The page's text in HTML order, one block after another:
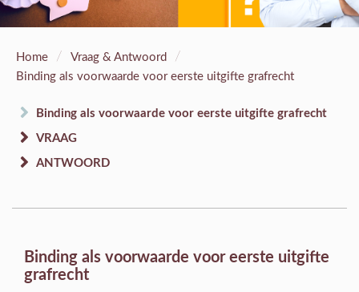
Home / Vraag & Antwoord /
Binding als voorwaarde voor eerste uitgifte grafrecht
Binding als voorwaarde voor eerste uitgifte grafrecht
VRAAG
ANTWOORD
Binding als voorwaarde voor eerste uitgifte
grafrecht